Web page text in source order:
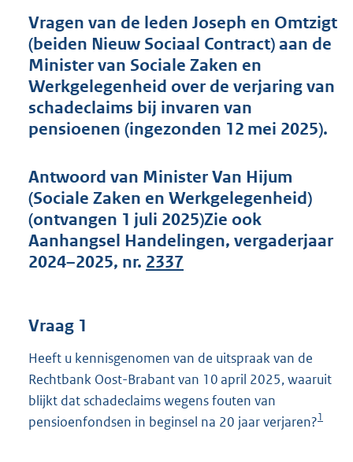
d
s
g
r
o
t
5
1
b
Vragen van de leden Joseph en Omtzigt
(beiden Nieuw Sociaal Contract) aan de
Minister van Sociale Zaken en
Werkgelegenheid over de verjaring van
schadeclaims bij invaren van
pensioenen (ingezonden 12 mei 2025).
Antwoord van Minister Van Hijum
(Sociale Zaken en Werkgelegenheid)
(ontvangen 1 juli 2025)Zie ook
Aanhangsel Handelingen, vergaderjaar
2024–2025, nr. 2337
Vraag 1
Heeft u kennisgenomen van de uitspraak van de
Rechtbank Oost-Brabant van 10 april 2025, waaruit
blijkt dat schadeclaims wegens fouten van
pensioenfondsen in beginsel na 20 jaar verjaren?1